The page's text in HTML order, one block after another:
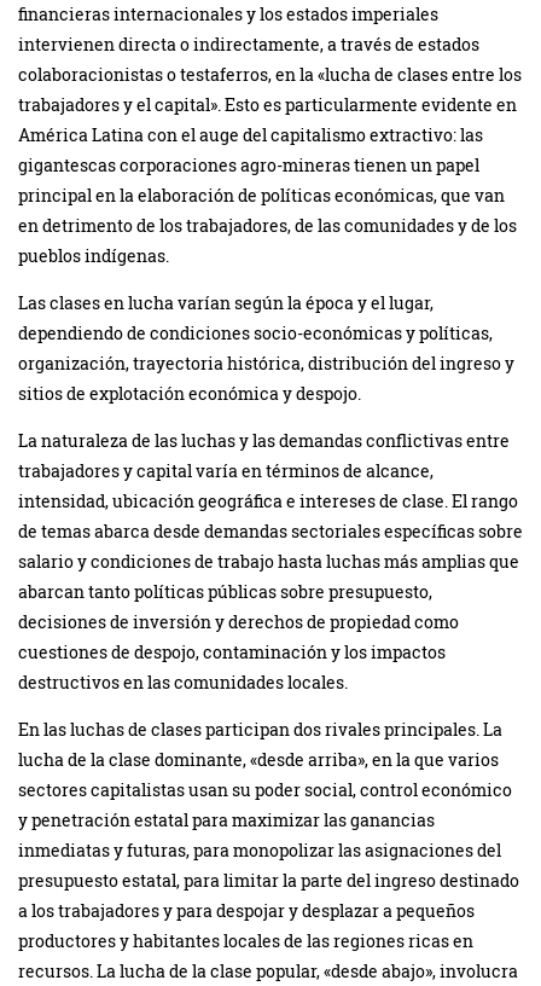
financieras internacionales y los estados imperiales
intervienen directa o indirectamente, a través de estados
colaboracionistas o testaferros, en la «lucha de clases entre los
trabajadores y el capital». Esto es particularmente evidente en
América Latina con el auge del capitalismo extractivo: las
gigantescas corporaciones agro-mineras tienen un papel
principal en la elaboración de políticas económicas, que van
en detrimento de los trabajadores, de las comunidades y de los
pueblos indígenas.
Las clases en lucha varían según la época y el lugar,
dependiendo de condiciones socio-económicas y políticas,
organización, trayectoria histórica, distribución del ingreso y
sitios de explotación económica y despojo.
La naturaleza de las luchas y las demandas conflictivas entre
trabajadores y capital varía en términos de alcance,
intensidad, ubicación geográfica e intereses de clase. El rango
de temas abarca desde demandas sectoriales específicas sobre
salario y condiciones de trabajo hasta luchas más amplias que
abarcan tanto políticas públicas sobre presupuesto,
decisiones de inversión y derechos de propiedad como
cuestiones de despojo, contaminación y los impactos
destructivos en las comunidades locales.
En las luchas de clases participan dos rivales principales. La
lucha de la clase dominante, «desde arriba», en la que varios
sectores capitalistas usan su poder social, control económico
y penetración estatal para maximizar las ganancias
inmediatas y futuras, para monopolizar las asignaciones del
presupuesto estatal, para limitar la parte del ingreso destinado
a los trabajadores y para despojar y desplazar a pequeños
productores y habitantes locales de las regiones ricas en
recursos. La lucha de la clase popular, «desde abajo», involucra